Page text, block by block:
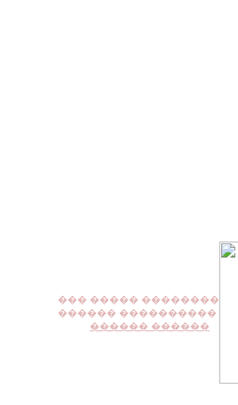
��� ����� ��������
������ ����������
������ ������